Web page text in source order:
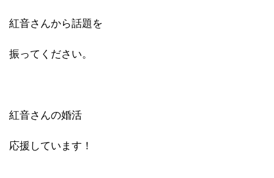
紅音さんから話題を
振ってください。
紅音さんの婚活
応援しています！